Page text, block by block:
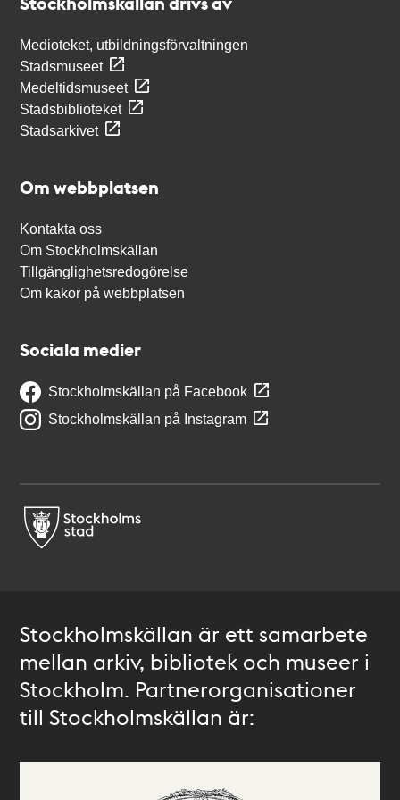
Medioteket, utbildningsförvaltningen
Stadsmuseet
Medeltidsmuseet
Stadsbiblioteket
Stadsarkivet
Om webbplatsen
Kontakta oss
Om Stockholmskällan
Tillgänglighetsredogörelse
Om kakor på webbplatsen
Sociala medier
Stockholmskällan på Facebook
Stockholmskällan på Instagram
Stockholmskällan är ett samarbete
mellan arkiv, bibliotek och museer i
Stockholm. Partnerorganisationer
till Stockholmskällan är: